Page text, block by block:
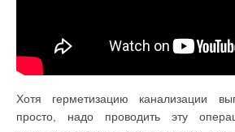
Хотя герметизацию канализации
просто, надо проводить эту